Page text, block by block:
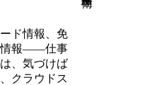
ド情報、免
情報――仕事
、気づけば
クラウドス